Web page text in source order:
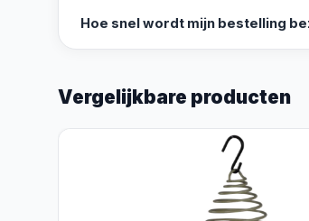
Hoe snel wordt mijn bestelling
Vergelijkbare producten